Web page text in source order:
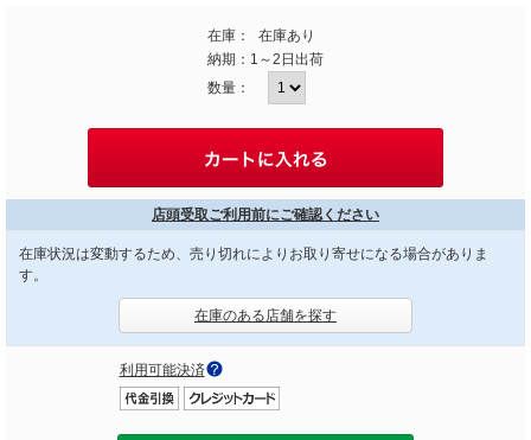
在庫：
在庫あり
納期： 1～2日出荷
数量：
店頭受取ご利用前にご確認ください
在庫状況は変動するため、売り切れによりお取り寄せになる場合がありま
す。
在庫のある店舗を探す
利用可能決済